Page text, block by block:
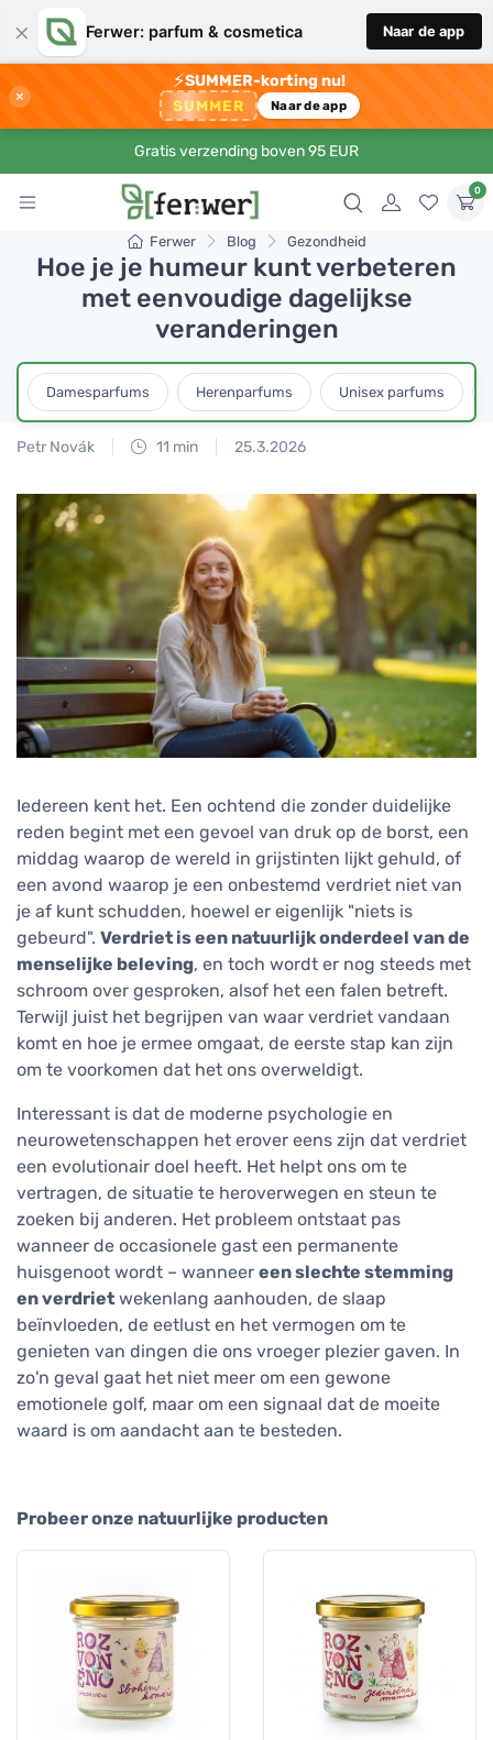
× Ferwer: parfum & cosmetica Naar de app
×
⚡SUMMER-korting nu!
SUMMER Naar de app
Gratis verzending boven 95 EUR
0
Ferwer Blog Gezondheid
Hoe je je humeur kunt verbeteren
met eenvoudige dagelijkse
veranderingen
Damesparfums Herenparfums Unisex parfums
Petr Novák 11 min 25.3.2026
Iedereen kent het. Een ochtend die zonder duidelijke
reden begint met een gevoel van druk op de borst, een
middag waarop de wereld in grijstinten lijkt gehuld, of
een avond waarop je een onbestemd verdriet niet van
je af kunt schudden, hoewel er eigenlijk "niets is
gebeurd". Verdriet is een natuurlijk onderdeel van de
menselijke beleving, en toch wordt er nog steeds met
schroom over gesproken, alsof het een falen betreft.
Terwijl juist het begrijpen van waar verdriet vandaan
komt en hoe je ermee omgaat, de eerste stap kan zijn
om te voorkomen dat het ons overweldigt.
Interessant is dat de moderne psychologie en
neurowetenschappen het erover eens zijn dat verdriet
een evolutionair doel heeft. Het helpt ons om te
vertragen, de situatie te heroverwegen en steun te
zoeken bij anderen. Het probleem ontstaat pas
wanneer de occasionele gast een permanente
huisgenoot wordt – wanneer een slechte stemming
en verdriet wekenlang aanhouden, de slaap
beïnvloeden, de eetlust en het vermogen om te
genieten van dingen die ons vroeger plezier gaven. In
zo'n geval gaat het niet meer om een gewone
emotionele golf, maar om een signaal dat de moeite
waard is om aandacht aan te besteden.
Probeer onze natuurlijke producten